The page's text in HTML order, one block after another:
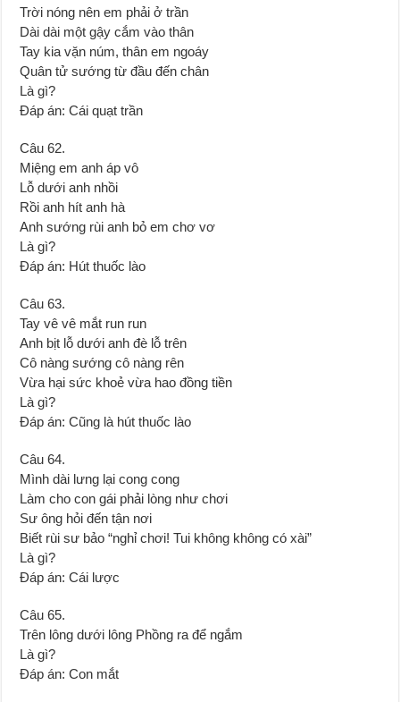
Trời nóng nên em phải ở trần
Dài dài một gậy cắm vào thân
Tay kia vặn núm, thân em ngoáy
Quân tử sướng từ đầu đến chân
Là gì?
Đáp án: Cái quạt trần
Câu 62.
Miệng em anh áp vô
Lỗ dưới anh nhồi
Rồi anh hít anh hà
Anh sướng rùi anh bỏ em chơ vơ
Là gì?
Đáp án: Hút thuốc lào
Câu 63.
Tay vê vê mắt run run
Anh bịt lỗ dưới anh đè lỗ trên
Cô nàng sướng cô nàng rên
Vừa hại sức khoẻ vừa hao đồng tiền
Là gì?
Đáp án: Cũng là hút thuốc lào
Câu 64.
Mình dài lưng lại cong cong
Làm cho con gái phải lòng như chơi
Sư ông hỏi đến tận nơi
Biết rùi sư bảo “nghỉ chơi! Tui không không có xài”
Là gì?
Đáp án: Cái lược
Câu 65.
Trên lông dưới lông Phồng ra để ngắm
Là gì?
Đáp án: Con mắt